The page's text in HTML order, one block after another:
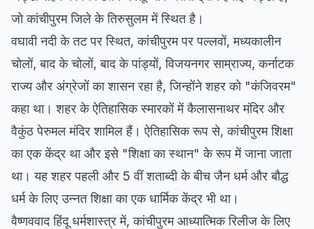
जो कांचीपुरम जिले के तिरुसुलम में स्थित है।
वघावी नदी के तट पर स्थित, कांचीपुरम पर पल्लवों, मध्यकालीन
चोलों, बाद के चोलों, बाद के पांड्यों, विजयनगर साम्राज्य, कर्नाटक
राज्य और अंग्रेजों का शासन रहा है, जिन्होंने शहर को "कंजिवरम"
कहा था। शहर के ऐतिहासिक स्मारकों में कैलासनाथर मंदिर और
वैकुंठ पेरुमल मंदिर शामिल हैं। ऐतिहासिक रूप से, कांचीपुरम शिक्षा
का एक केंद्र था और इसे "शिक्षा का स्थान" के रूप में जाना जाता
था। यह शहर पहली और 5 वीं शताब्दी के बीच जैन धर्म और बौद्ध
धर्म के लिए उन्नत शिक्षा का एक धार्मिक केंद्र भी था।
वैष्णववाद हिंदू धर्मशास्त्र में, कांचीपुरम आध्यात्मिक रिलीज के लिए